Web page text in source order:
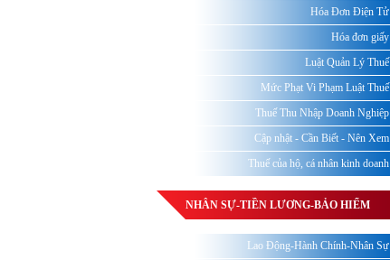
Hóa Đơn Điện Tử
Hóa đơn giấy
Luật Quản Lý Thuế
Mức Phạt Vi Phạm Luật Thuế
Thuế Thu Nhập Doanh Nghiệp
Cập nhật - Cần Biết - Nên Xem
Thuế của hộ, cá nhân kinh doanh
NHÂN SỰ-TIỀN LƯƠNG-BẢO HIỂM
Lao Động-Hành Chính-Nhân Sự